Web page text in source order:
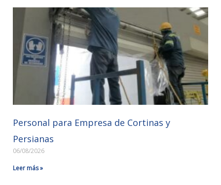
Personal para Empresa de Cortinas y
Persianas
06/08/2026
Leer más »